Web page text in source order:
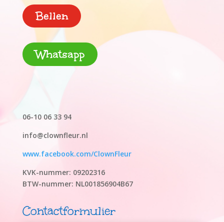
Bellen
Whatsapp
06-10 06 33 94
info@clownfleur.nl
www.facebook.com/ClownFleur
KVK-nummer: 09202316
BTW-nummer: NL001856904B67
Contactformulier